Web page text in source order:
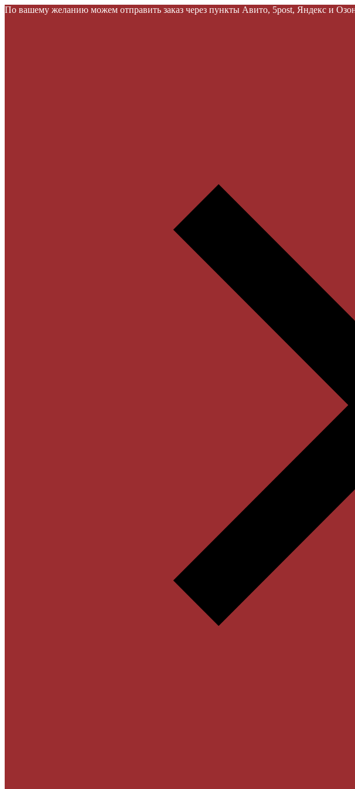
По вашему желанию можем отправить заказ через пункты Авито, 5post, Яндекс и